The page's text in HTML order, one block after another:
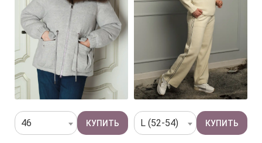
46 L (52-54)